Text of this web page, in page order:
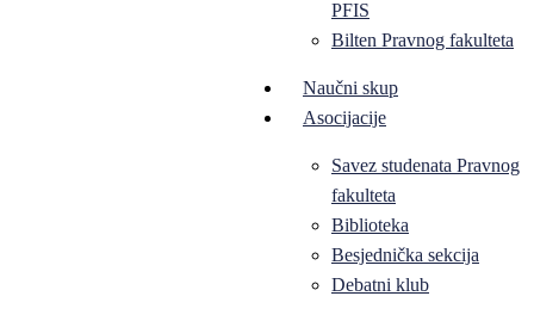
PFIS
Bilten Pravnog fakulteta
Naučni skup
Asocijacije
Savez studenata Pravnog
fakulteta
Biblioteka
Besjednička sekcija
Debatni klub